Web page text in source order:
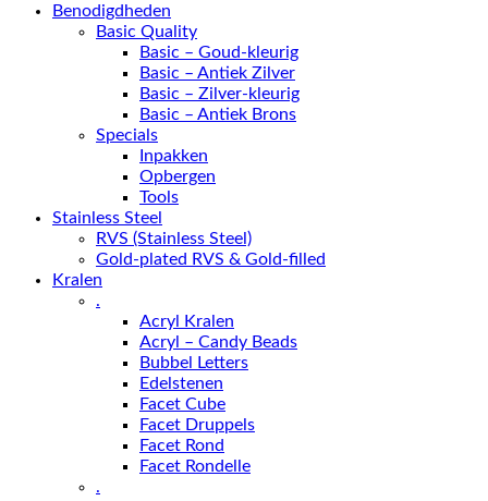
Benodigdheden
Basic Quality
Basic – Goud-kleurig
Basic – Antiek Zilver
Basic – Zilver-kleurig
Basic – Antiek Brons
Specials
Inpakken
Opbergen
Tools
Stainless Steel
RVS (Stainless Steel)
Gold-plated RVS & Gold-filled
Kralen
.
Acryl Kralen
Acryl – Candy Beads
Bubbel Letters
Edelstenen
Facet Cube
Facet Druppels
Facet Rond
Facet Rondelle
.